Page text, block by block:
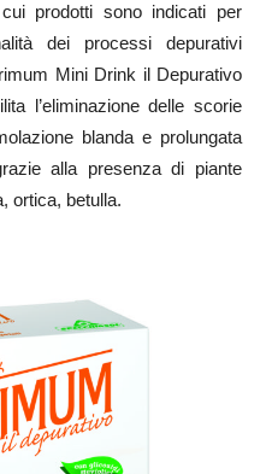
prodotti sono indicati per
dei processi depurativi
Mini Drink il Depurativo
l’eliminazione delle scorie
blanda e prolungata
alla presenza di piante
ortica, betulla.